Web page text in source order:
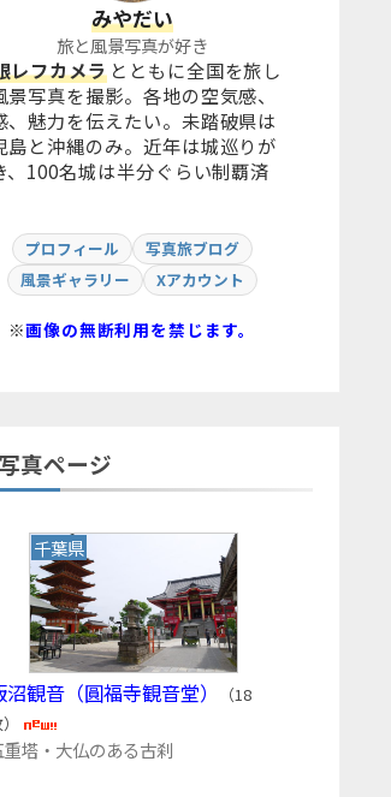
みやだい
旅と風景写真が好き
レフカメラ とともに全国を旅し
景写真を撮影。各地の空気感、
、魅力を伝えたい。未踏破県は
島と沖縄のみ。近年は城巡りが
、100名城は半分ぐらい制覇済
プロフィール
写真旅ブログ
風景ギャラリー
Xアカウント
※画像の無断利用を禁じます。
真ページ
千葉県
沼観音（圓福寺観音堂）
（18
重塔・大仏のある古刹